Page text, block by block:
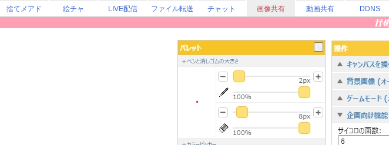
捨てメアド 絵チャ LIVE配信 ファイル転送 チャット 画像共有 動画共有 DDNS